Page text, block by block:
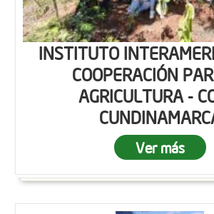
INSTITUTO
COOPERACIÓN
AGRICULTURA -
Ver más